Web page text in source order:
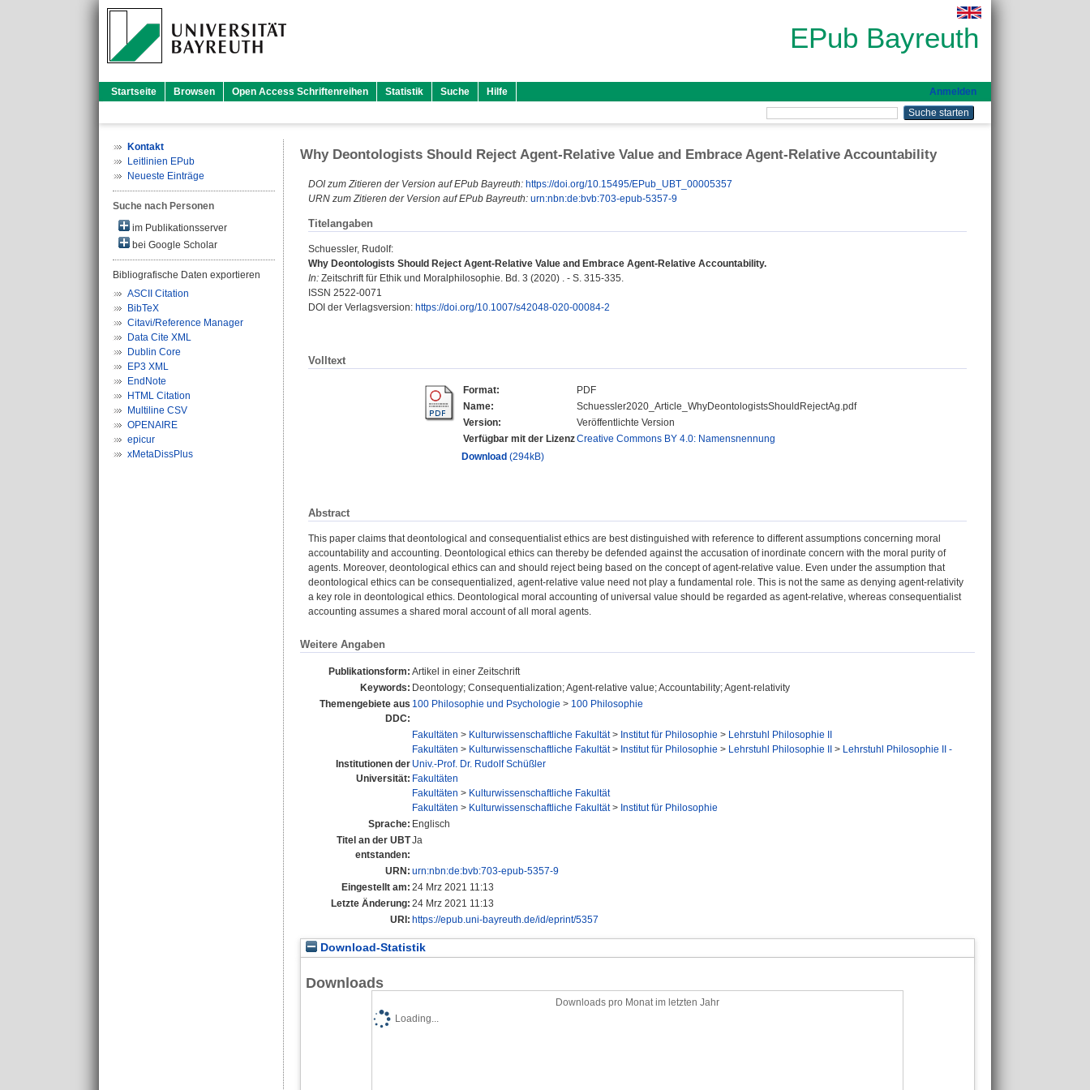
EPub Bayreuth
Startseite Browsen Open Access Schriftenreihen Statistik Suche Hilfe Anmelden
Kontakt
Leitlinien EPub
Neueste Einträge
Suche nach Personen
im Publikationsserver
bei Google Scholar
Bibliografische Daten exportieren
ASCII Citation
BibTeX
Citavi/Reference Manager
Data Cite XML
Dublin Core
EP3 XML
EndNote
HTML Citation
Multiline CSV
OPENAIRE
epicur
xMetaDissPlus
Why Deontologists Should Reject Agent-Relative Value and Embrace Agent-Relative Accountability
DOI zum Zitieren der Version auf EPub Bayreuth: https://doi.org/10.15495/EPub_UBT_00005357
URN zum Zitieren der Version auf EPub Bayreuth: urn:nbn:de:bvb:703-epub-5357-9
Titelangaben
Schuessler, Rudolf:
Why Deontologists Should Reject Agent-Relative Value and Embrace Agent-Relative Accountability.
In: Zeitschrift für Ethik und Moralphilosophie. Bd. 3 (2020) . - S. 315-335.
ISSN 2522-0071
DOI der Verlagsversion: https://doi.org/10.1007/s42048-020-00084-2
Volltext
Format:
PDF
Name:
Schuessler2020_Article_WhyDeontologistsShouldRejectAg.pdf
Version:
Veröffentlichte Version
Verfügbar mit der LizenzCreative Commons BY 4.0: Namensnennung
Download (294kB)
Abstract
This paper claims that deontological and consequentialist ethics are best distinguished with reference to different assumptions concerning moral
accountability and accounting. Deontological ethics can thereby be defended against the accusation of inordinate concern with the moral purity of
agents. Moreover, deontological ethics can and should reject being based on the concept of agent-relative value. Even under the assumption that
deontological ethics can be consequentialized, agent-relative value need not play a fundamental role. This is not the same as denying agent-relativity
a key role in deontological ethics. Deontological moral accounting of universal value should be regarded as agent-relative, whereas consequentialist
accounting assumes a shared moral account of all moral agents.
Weitere Angaben
Publikationsform: Artikel in einer Zeitschrift
Keywords: Deontology; Consequentialization; Agent-relative value; Accountability; Agent-relativity
Themengebiete aus
DDC:
100 Philosophie und Psychologie > 100 Philosophie
Institutionen der
Universität:
Fakultäten > Kulturwissenschaftliche Fakultät> Institut für Philosophie > Lehrstuhl Philosophie II
Fakultäten > Kulturwissenschaftliche Fakultät> Institut für Philosophie > Lehrstuhl Philosophie II > Lehrstuhl Philosophie II -
Univ.-Prof. Dr. Rudolf Schüßler
Fakultäten
Fakultäten > Kulturwissenschaftliche Fakultät
Fakultäten > Kulturwissenschaftliche Fakultät> Institut für Philosophie
Sprache: Englisch
Titel an der UBT
entstanden:
Ja
URN: urn:nbn:de:bvb:703-epub-5357-9
Eingestellt am: 24 Mrz 2021 11:13
Letzte Änderung: 24 Mrz 2021 11:13
URI: https://epub.uni-bayreuth.de/id/eprint/5357
Download-Statistik
Downloads
Downloads pro Monat im letzten Jahr
Loading...